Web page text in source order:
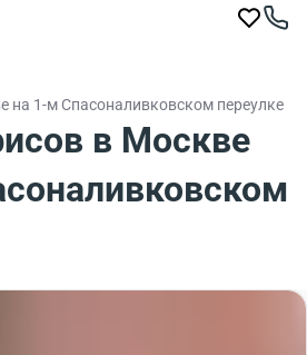
на 1-м Спасоналивковском переулке
в Москве